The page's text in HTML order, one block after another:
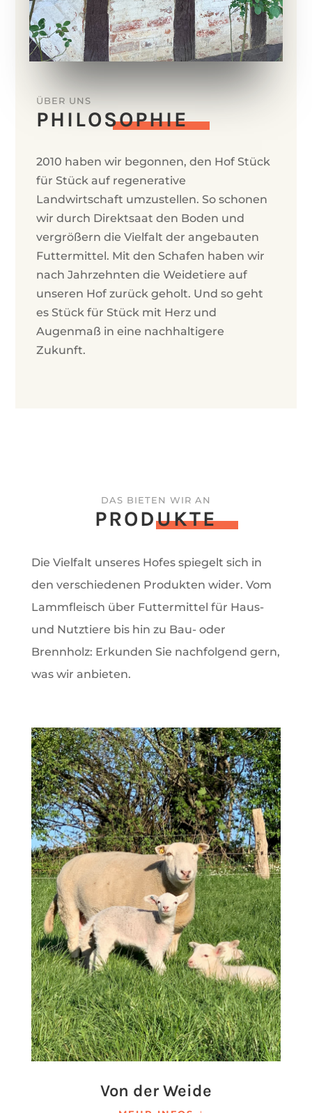
ÜBER UNS
PHILO­SOPHIE
2010 haben wir begonnen, den Hof Stück
für Stück auf regenerative
Landwirtschaft umzustellen. So schonen
wir durch Direktsaat den Boden und
vergrößern die Vielfalt der angebauten
Futtermittel. Mit den Schafen haben wir
nach Jahrzehnten die Weidetiere auf
unseren Hof zurück geholt. Und so geht
es Stück für Stück mit Herz und
Augenmaß in eine nachhaltigere
Zukunft.
DAS BIETEN WIR AN
PRODUKTE
Die Vielfalt unseres Hofes spiegelt sich in
den verschiedenen Produkten wider. Vom
Lammfleisch über Futtermittel für Haus-
und Nutztiere bis hin zu Bau- oder
Brennholz: Erkunden Sie nachfolgend gern,
was wir anbieten.
Von der Weide